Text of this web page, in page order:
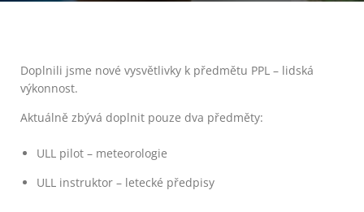
Doplnili jsme nové vysvětlivky k předmětu PPL – lidská
výkonnost.
Aktuálně zbývá doplnit pouze dva předměty:
ULL pilot – meteorologie
ULL instruktor – letecké předpisy